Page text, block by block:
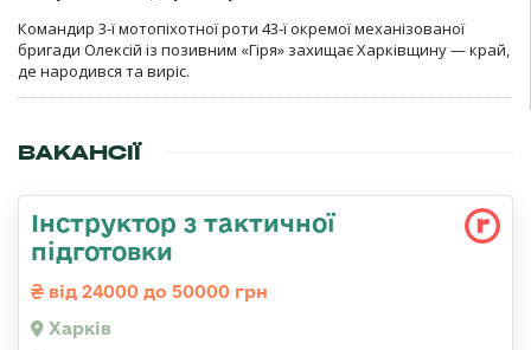
Командир 3-ї мотопіхотної роти 43-ї окремої механізованої
бригади Олексій із позивним «Гіря» захищає Харківщину — край,
де народився та виріс.
ВАКАНСІЇ
Інструктор з тактичної
підготовки
від 24000 до 50000 грн
Харків